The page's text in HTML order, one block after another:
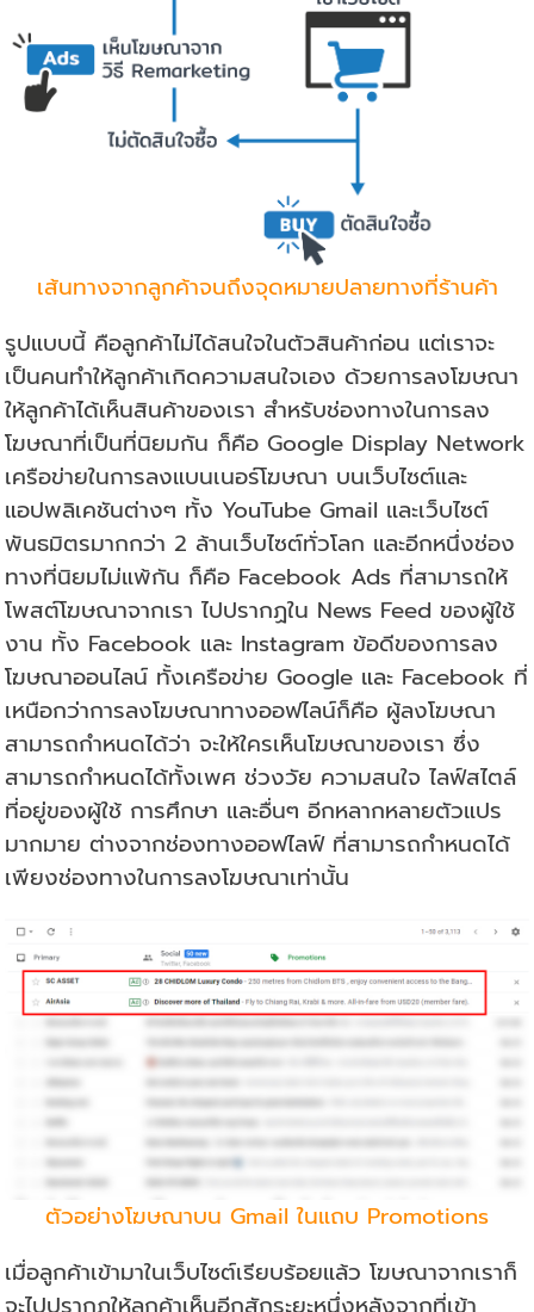
เส้นทางจากลูกค้าจนถึงจุดหมายปลายทางที่ร้านค้า
รูปแบบนี้ คือลูกค้าไม่ได้สนใจในตัวสินค้าก่อน แต่เราจะ
เป็นคนทำให้ลูกค้าเกิดความสนใจเอง ด้วยการลงโฆษณา
ให้ลูกค้าได้เห็นสินค้าของเรา สำหรับช่องทางในการลง
โฆษณาที่เป็นที่นิยมกัน ก็คือ Google Display Network
เครือข่ายในการลงแบนเนอร์โฆษณา บนเว็บไซต์และ
แอปพลิเคชันต่างๆ ทั้ง YouTube Gmail และเว็บไซต์
พันธมิตรมากกว่า 2 ล้านเว็บไซต์ทั่วโลก และอีกหนึ่งช่อง
ทางที่นิยมไม่แพ้กัน ก็คือ Facebook Ads ที่สามารถให้
โพสต์โฆษณาจากเรา ไปปรากฏใน News Feed ของผู้ใช้
งาน ทั้ง Facebook และ Instagram ข้อดีของการลง
โฆษณาออนไลน์ ทั้งเครือข่าย Google และ Facebook ที่
เหนือกว่าการลงโฆษณาทางออฟไลน์ก็คือ ผู้ลงโฆษณา
สามารถกำหนดได้ว่า จะให้ใครเห็นโฆษณาของเรา ซึ่ง
สามารถกำหนดได้ทั้งเพศ ช่วงวัย ความสนใจ ไลฟ์สไตล์
ที่อยู่ของผู้ใช้ การศึกษา และอื่นๆ อีกหลากหลายตัวแปร
มากมาย ต่างจากช่องทางออฟไลฟ์ ที่สามารถกำหนดได้
เพียงช่องทางในการลงโฆษณาเท่านั้น
ตัวอย่างโฆษณาบน Gmail ในแถบ Promotions
เมื่อลูกค้าเข้ามาในเว็บไซต์เรียบร้อยแล้ว โฆษณาจากเราก็